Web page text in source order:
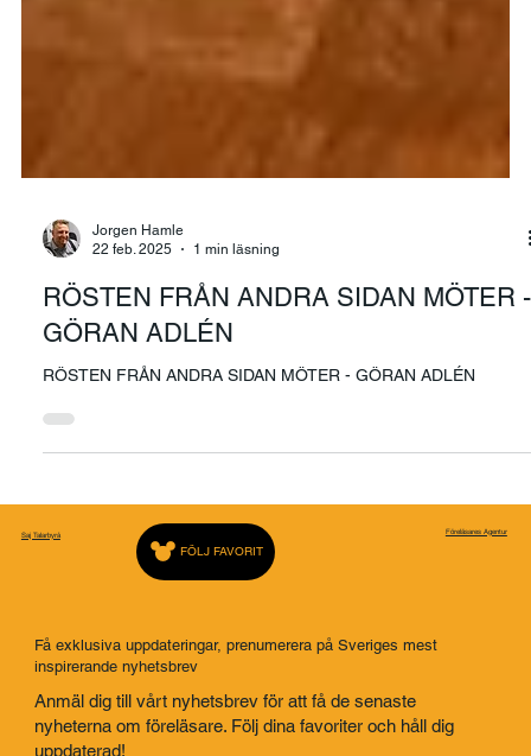
22 feb. 2025
1 min läsning
RÖSTEN FRÅN ANDRA SIDAN MÖTER -
GÖRAN ADLÉN
RÖSTEN FRÅN ANDRA SIDAN MÖTER - GÖRAN ADLÉN
Få exklusiva uppdateringar, prenumerera på Sveriges mest
inspirerande nyhetsbrev
Anmäl dig till vårt nyhetsbrev för att få de senaste